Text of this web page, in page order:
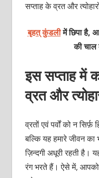
सप्ताह के व्रत और
बृहत् कुंडलीमें छिपा है,
की चाल
इस सप्ताह में
व्रत और
व्रतों एवं पर्वों को न सिर्फ़
बल्कि यह हमारे जीवन का
ज़िन्दगी अधूरी रहती है।
रंग भरते हैं। ऐसे में, आपको